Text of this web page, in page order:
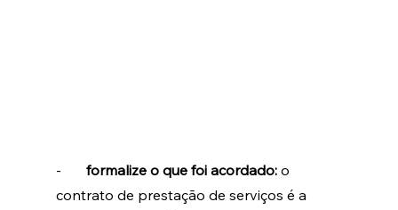
- formalize o que foi acordado: o
contrato de prestação de serviços é a